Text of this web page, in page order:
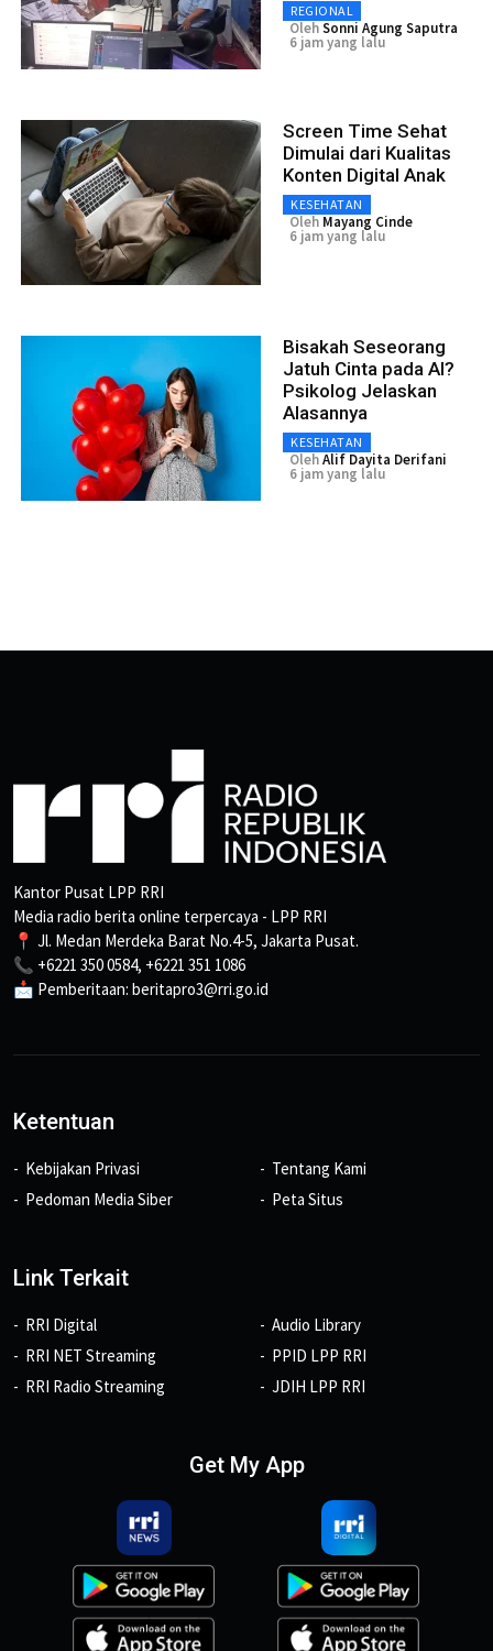
REGIONAL
OlehSonni Agung Saputra
6 jam yang lalu
Screen Time Sehat
Dimulai dari Kualitas
Konten Digital Anak
KESEHATAN
Oleh Mayang Cinde
6 jam yang lalu
Bisakah Seseorang
Jatuh Cinta pada AI?
Psikolog Jelaskan
Alasannya
KESEHATAN
OlehAlif Dayita Derifani
6 jam yang lalu
Kantor Pusat LPP RRI
Media radio berita online terpercaya - LPP RRI
📍 Jl. Medan Merdeka Barat No.4-5, Jakarta Pusat.
📞 +6221 350 0584, +6221 351 1086
📩 Pemberitaan: beritapro3@rri.go.id
Ketentuan
Kebijakan Privasi
Pedoman Media Siber
Tentang Kami
Peta Situs
Link Terkait
RRI Digital
RRI NET Streaming
RRI Radio Streaming
Audio Library
PPID LPP RRI
JDIH LPP RRI
Get My App